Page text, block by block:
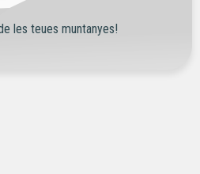
les teues muntanyes!